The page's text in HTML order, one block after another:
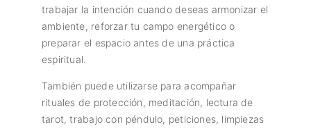
trabajar la intención cuando deseas armonizar el
ambiente, reforzar tu campo energético o
preparar el espacio antes de una práctica
espiritual.
También puede utilizarse para acompañar
rituales de protección, meditación, lectura de
tarot, trabajo con péndulo, peticiones, limpiezas